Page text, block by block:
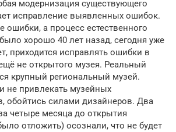
модернизация существующего
исправление выявленных ошибок.
ошибки, а процесс естественного
хорошо 40 лет назад, сегодня уже
приходится исправлять ошибки в
не открытого музея. Реальный
крупный региональный музей.
не привлекать музейных
обойтись силами дизайнеров. Два
четыре месяца до открытия
отложить) осознали, что не будет